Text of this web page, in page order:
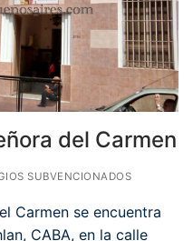
del Carmen
SUBVENCIONADOS
Carmen se encuentra
CABA, en la calle